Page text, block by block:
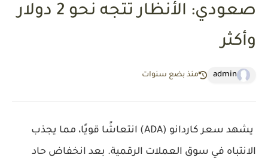
صعودي: الأنظار تتجه نحو 2 دولار
وأكثر
admin منذ بضع سنوات
يشهد سعر كاردانو (ADA) انتعاشًا قويًا، مما يجذب
الانتباه في سوق العملات الرقمية. بعد انخفاض حاد